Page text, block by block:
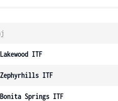
Lakewood ITF
Zephyrhills ITF
Bonita Springs ITF